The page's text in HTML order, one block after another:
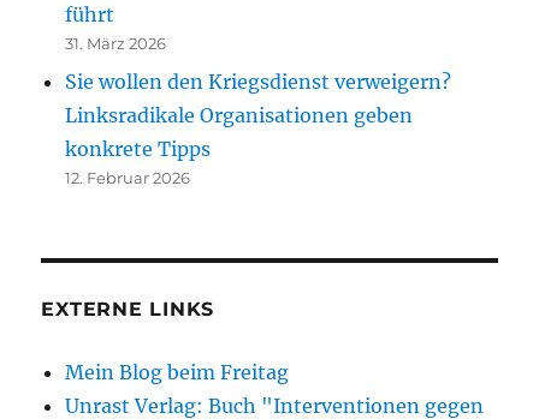
führt
31. März 2026
Sie wollen den Kriegsdienst verweigern?
Linksradikale Organisationen geben
konkrete Tipps
12. Februar 2026
EXTERNE LINKS
Mein Blog beim Freitag
Unrast Verlag: Buch "Interventionen gegen